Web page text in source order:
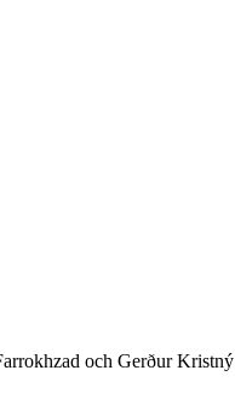
och Gerður Kristný